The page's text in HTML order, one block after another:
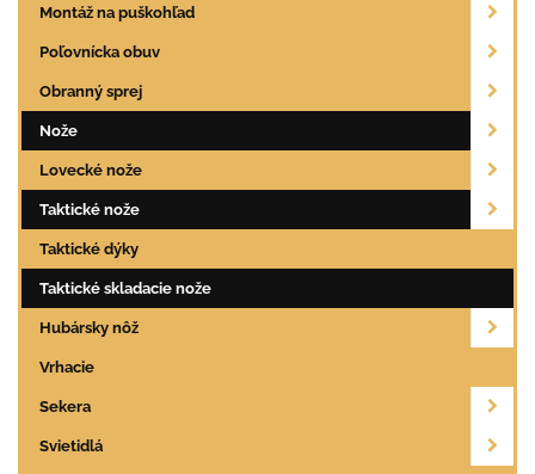
Montáž na puškohľad
Poľovnícka obuv
Obranný sprej
Nože
Lovecké nože
Taktické nože
Taktické dýky
Taktické skladacie nože
Hubársky nôž
Vrhacie
Sekera
Svietidlá